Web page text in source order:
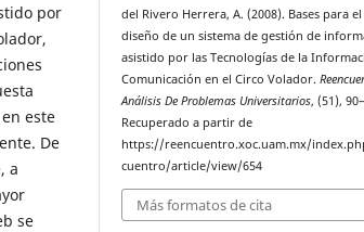
por
este
De
a
se
del Rivero Herrera, A. (2008). Bases para el
diseño de un sistema de gestión de
asistido por las Tecnologías de la
Comunicación en el Circo Volador.
Análisis De Problemas Universitarios, (51),
Recuperado a partir de
https://reencuentro.xoc.uam.mx/
cuentro/article/view/654
Más formatos de cita